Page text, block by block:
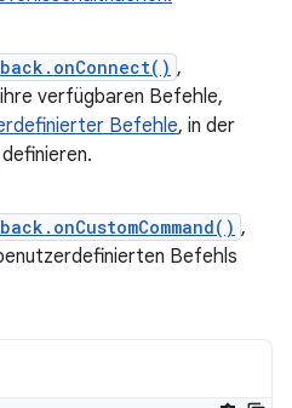
,
verfügbaren Befehle,
Befehle, in der
definieren.
,
Befehls